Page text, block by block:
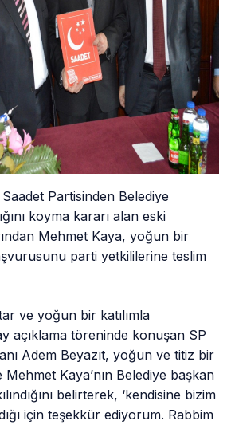
Partisinden Belediye
koyma kararı alan eski
Mehmet Kaya, yoğun bir
parti yetkililerine teslim
ve yoğun bir katılımla
açıklama töreninde konuşan SP
Adem Beyazıt, yoğun ve titiz bir
Mehmet Kaya’nın Belediye başkan
belirterek, ‘kendisine bizim
için teşekkür ediyorum. Rabbim